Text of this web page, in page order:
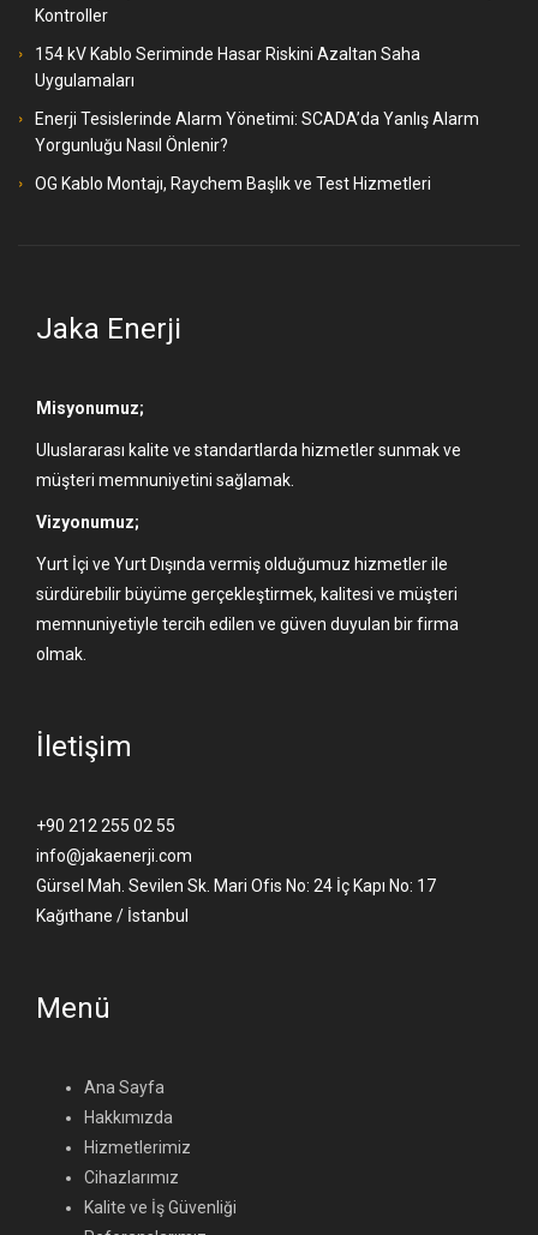
Kontroller
154 kV Kablo Seriminde Hasar Riskini Azaltan Saha
Uygulamaları
Enerji Tesislerinde Alarm Yönetimi: SCADA’da Yanlış Alarm
Yorgunluğu Nasıl Önlenir?
OG Kablo Montajı, Raychem Başlık ve Test Hizmetleri
Jaka Enerji
Misyonumuz;
Uluslararası kalite ve standartlarda hizmetler sunmak ve
müşteri memnuniyetini sağlamak.
Vizyonumuz;
Yurt İçi ve Yurt Dışında vermiş olduğumuz hizmetler ile
sürdürebilir büyüme gerçekleştirmek, kalitesi ve müşteri
memnuniyetiyle tercih edilen ve güven duyulan bir firma
olmak.
İletişim
+90 212 255 02 55
info@jakaenerji.com
Gürsel Mah. Sevilen Sk. Mari Ofis No: 24 İç Kapı No: 17
Kağıthane / İstanbul
Menü
Ana Sayfa
Hakkımızda
Hizmetlerimiz
Cihazlarımız
Kalite ve İş Güvenliği